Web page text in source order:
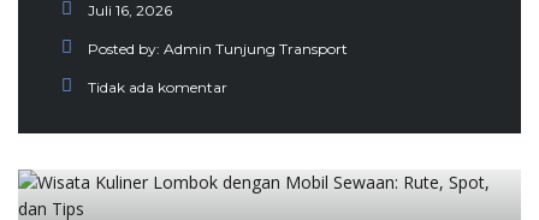
Juli 16, 2026
Posted by: Admin Tunjung Transport
Tidak ada komentar